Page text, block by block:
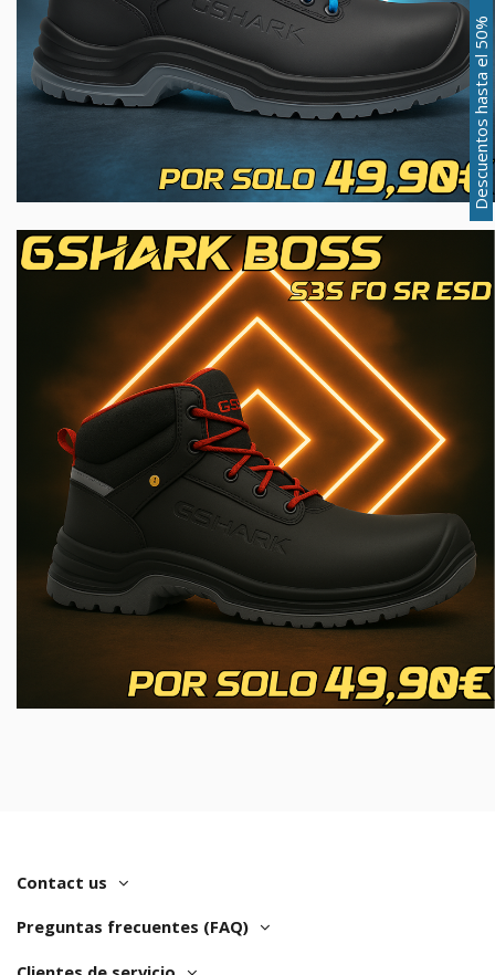
Contact us
Preguntas frecuentes (FAQ)
Descuentos hasta el 50%